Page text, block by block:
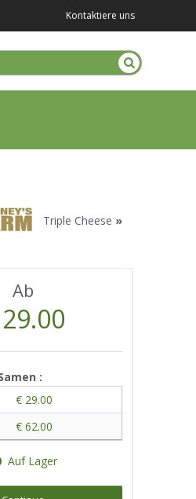
Kontaktiere uns
Triple Cheese »
Ab
:
€ 29.00
€ 62.00
Auf Lager